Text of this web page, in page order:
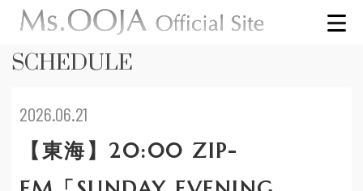
SCHEDULE
2026.06.21
【東海】20:00 ZIP-